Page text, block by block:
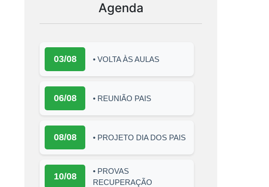
Agenda
03/08 • VOLTA ÀS AULAS
06/08 • REUNIÃO PAIS
08/08 • PROJETO DIA DOS PAIS
10/08
• PROVAS
RECUPERAÇÃO